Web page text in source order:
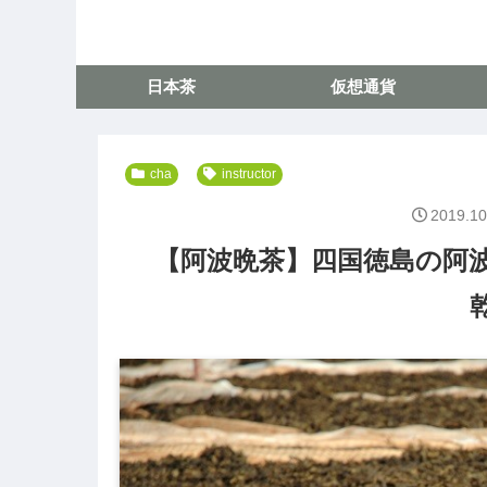
日本茶 仮想通貨
cha instructor
【阿波晩茶】四国徳島の